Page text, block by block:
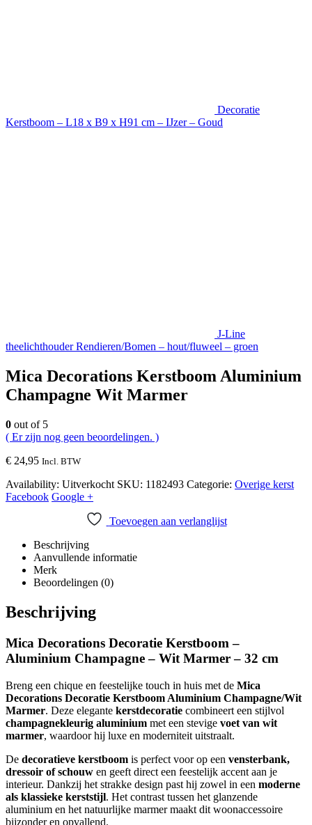
Decoratie
Kerstboom – L18 x B9 x H91 cm – IJzer – Goud
J-Line
theelichthouder Rendieren/Bomen – hout/fluweel – groen
Mica Decorations Kerstboom Aluminium
Champagne Wit Marmer
0 out of 5
( Er zijn nog geen beoordelingen. )
€ 24,95 Incl. BTW
Availability: Uitverkocht SKU: 1182493 Categorie: Overige kerst
Facebook Google +
Toevoegen aan verlanglijst
Beschrijving
Aanvullende informatie
Merk
Beoordelingen (0)
Beschrijving
Mica Decorations Decoratie Kerstboom –
Aluminium Champagne – Wit Marmer – 32 cm
Breng een chique en feestelijke touch in huis met de Mica
Decorations Decoratie Kerstboom Aluminium Champagne/Wit
Marmer. Deze elegante kerstdecoratie combineert een stijlvol
champagnekleurig aluminium met een stevige voet van wit
marmer, waardoor hij luxe en moderniteit uitstraalt.
De decoratieve kerstboom is perfect voor op een vensterbank,
dressoir of schouw en geeft direct een feestelijk accent aan je
interieur. Dankzij het strakke design past hij zowel in een moderne
als klassieke kerststijl. Het contrast tussen het glanzende
aluminium en het natuurlijke marmer maakt dit woonaccessoire
bijzonder en opvallend.